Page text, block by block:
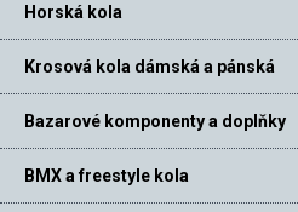
Horská kola
Krosová kola dámská a pánská
Bazarové komponenty a doplňky
BMX a freestyle kola